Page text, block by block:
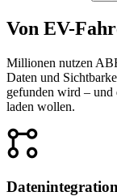
Von EV-
Millionen nutzen
Daten und
gefunden wird –
laden wollen.

Datenintegration